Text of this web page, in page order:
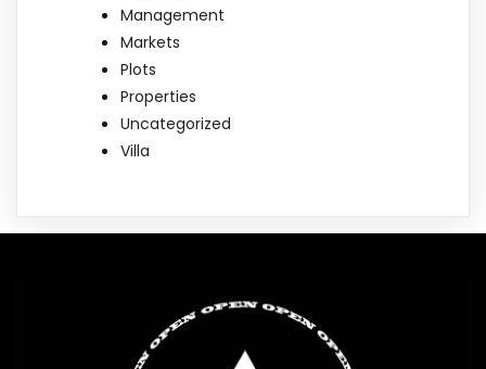
Management
Markets
Plots
Properties
Uncategorized
Villa